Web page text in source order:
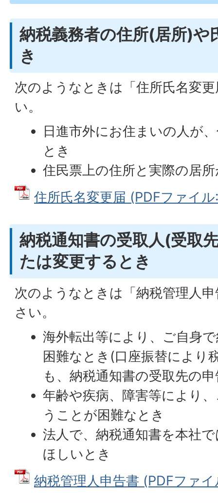
納税義務者の住所(居所)や
き
次のようなときは「住所氏名変
い。
日進市外にお住まいの人が
とき
住民票上の住所と実際の居
住所氏名変更届 (PDFファイ
納税通知書の受取人(受取
たは変更するとき
次のようなときは「納税管理人
さい。
海外転出等により、ご自身
困難なとき(口座振替により
も、納税通知書の受取先の
年齢や疾病、障害等により
うことが困難なとき
法人で、納税通知書を本社
ほしいとき
納税管理人申告書 (PDFファ